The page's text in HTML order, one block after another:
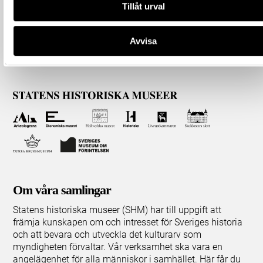
Tillåt urval
Avvisa
Om våra samlingar
Statens historiska museer (SHM) har till uppgift att
främja kunskapen om och intresset för Sveriges historia
och att bevara och utveckla det kulturarv som
myndigheten förvaltar. Vår verksamhet ska vara en
angelägenhet för alla människor i samhället. Här får du